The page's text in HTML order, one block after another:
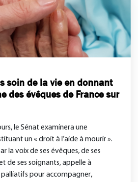
soin de la vie en donnant
des évêques de France sur
le Sénat examinera une
un « droit à l’aide à mourir ».
la voix de ses évêques, de ses
de ses soignants, appelle à
pour accompagner,